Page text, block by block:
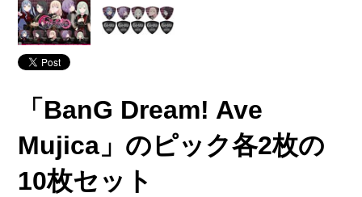
「BanG Dream! Ave
Mujica」のピック各2枚の
10枚セット